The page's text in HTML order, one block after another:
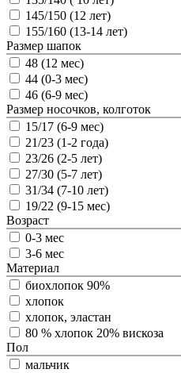
145/150 (12 лет)
155/160 (13-14 лет)
Размер шапок
48 (12 мес)
44 (0-3 мес)
46 (6-9 мес)
Размер носочков, колготок
15/17 (6-9 мес)
21/23 (1-2 года)
23/26 (2-5 лет)
27/30 (5-7 лет)
31/34 (7-10 лет)
19/22 (9-15 мес)
Возраст
0-3 мес
3-6 мес
Материал
биохлопок 90%
хлопок
хлопок, эластан
80 % хлопок 20% вискоза
Пол
мальчик